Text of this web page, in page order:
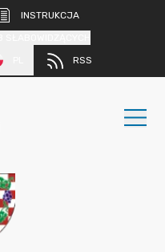
INSTRUKCJA
RSS